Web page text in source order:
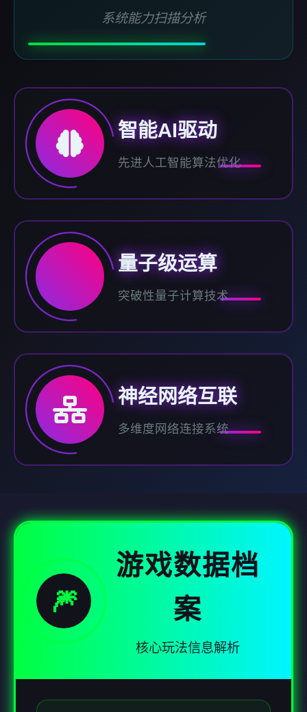
系统能力扫描分析
智能AI驱动
先进人工智能算法优化
量子级运算
突破性量子计算技术
神经网络互联
多维度网络连接系统
🎆
游戏数据档
案
核心玩法信息解析